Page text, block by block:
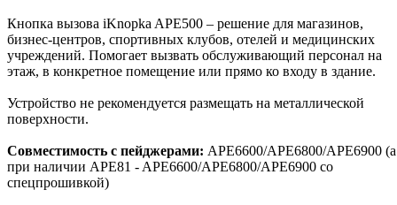
Кнопка вызова iKnopka APE500 – решение для магазинов,
бизнес-центров, спортивных клубов, отелей и медицинских
учреждений. Помогает вызвать обслуживающий персонал на
этаж, в конкретное помещение или прямо ко входу в здание.
Устройство не рекомендуется размещать на металлической
поверхности.
Совместимость с пейджерами: APE6600/APE6800/APE6900 (а
при наличии APE81 - APE6600/APE6800/APE6900 со
спецпрошивкой)